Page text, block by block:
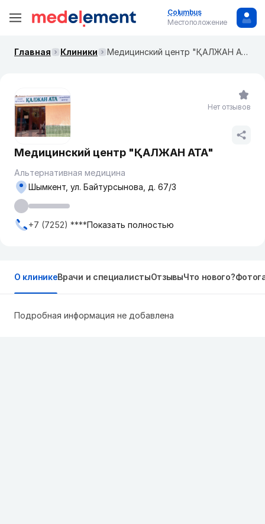
Columbus
Местоположение
Главная Клиники Медицинский центр "ҚАЛЖАН АТА"
Медицинский центр "ҚАЛЖАН АТА"
Альтернативная медицина
Шымкент, ул. Байтурсынова, д. 67/3
+7 (7252) ****Показать полностью
Нет отзывов
О клиникеВрачи и специалистыОтзывыЧто нового?
Подробная информация не добавлена